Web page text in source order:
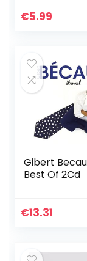
€5.99
Gibert
Best Of 2Cd
€13.31